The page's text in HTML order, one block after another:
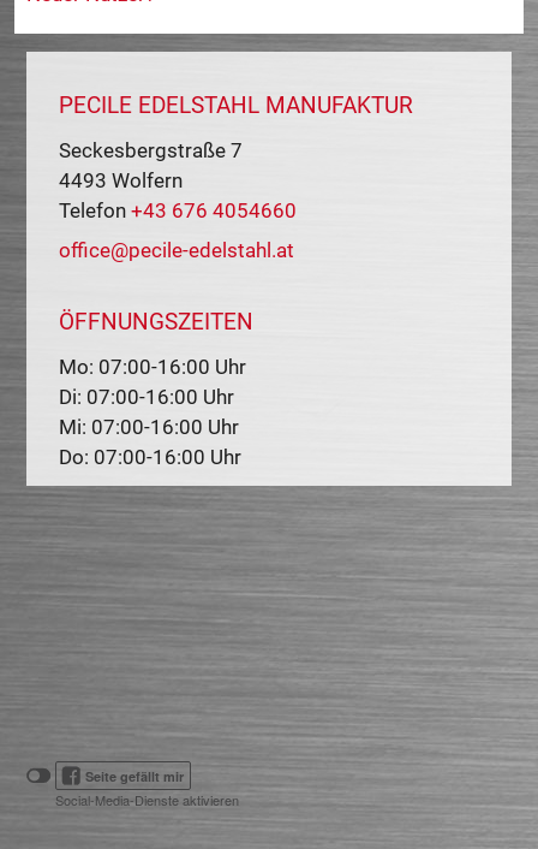
PECILE EDELSTAHL MANUFAKTUR
Seckesbergstraße 7
4493 Wolfern
Telefon +43 676 4054660
office@pecile-edelstahl.at
ÖFFNUNGSZEITEN
Mo: 07:00-16:00 Uhr
Di: 07:00-16:00 Uhr
Mi: 07:00-16:00 Uhr
Do: 07:00-16:00 Uhr
KlickenKlicken
Sie
Seite gefällt mir
Social-Media-Dienste aktivieren